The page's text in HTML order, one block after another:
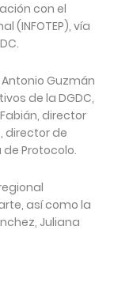
con el
(INFOTEP), vía
Guzmán
de la DGDC,
director
director de
Protocolo.
así como la
Juliana